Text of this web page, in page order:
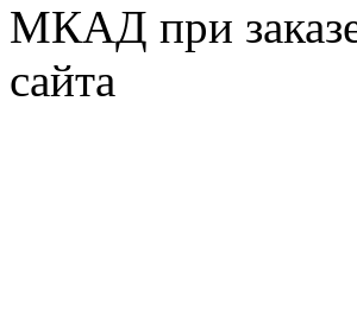
МКАД при заказе
сайта